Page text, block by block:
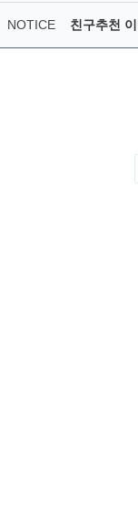
NOTICE 친구추천